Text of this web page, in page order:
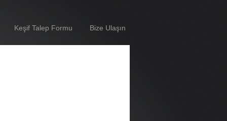
Keşif Talep Formu Bize Ulaşın